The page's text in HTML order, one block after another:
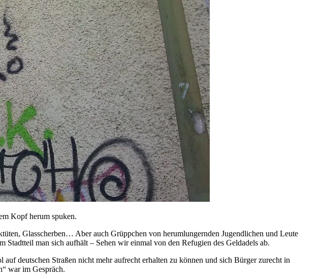
Kopf herum spuken.
Glasscherben… Aber auch Grüppchen von herumlungernden Jugendlichen und Leute
man sich aufhält – Sehen wir einmal von den Refugien des Geldadels ab.
deutschen Straßen nicht mehr aufrecht erhalten zu können und sich Bürger zurecht in
war im Gespräch.